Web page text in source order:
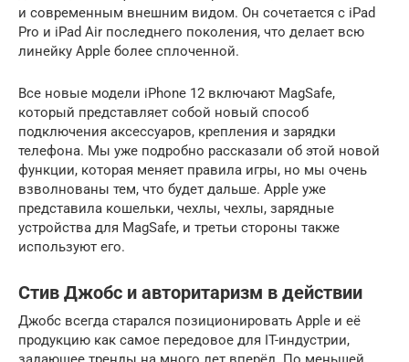
и современным внешним видом. Он сочетается с iPad
Pro и iPad Air последнего поколения, что делает всю
линейку Apple более сплоченной.
Все новые модели iPhone 12 включают MagSafe,
который представляет собой новый способ
подключения аксессуаров, крепления и зарядки
телефона. Мы уже подробно рассказали об этой новой
функции, которая меняет правила игры, но мы очень
взволнованы тем, что будет дальше. Apple уже
представила кошельки, чехлы, чехлы, зарядные
устройства для MagSafe, и третьи стороны также
используют его.
Стив Джобс и авторитаризм в действии
Джобс всегда старался позиционировать Apple и её
продукцию как самое передовое для IT-индустрии,